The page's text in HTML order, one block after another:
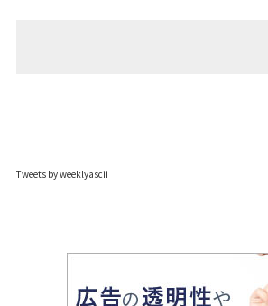
Tweets by weeklyascii